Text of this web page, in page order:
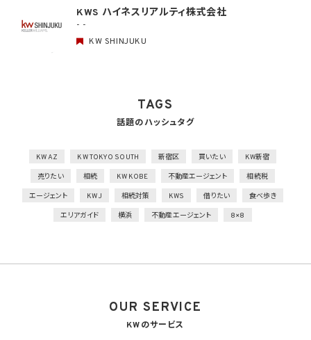
1）個人データの取扱いに関する留意事項について、従業者に定期的な研修を実施
2）個人データについての秘密保持に関する事項を就業規則に記載
物理的安全管理措置
1）個人データを取り扱う区域において、従業者の入退室管理及び持ち込む機器等の制限
合、容易に個人データが判明しないよう措置を実施
2）個人データを取り扱う情報システムを外部からの不正アクセス又は不正ソフトウェア
外的環境の把握
全管理措置を実施
8.1 当社は、第4.1項各号のいずれかに該当する場合を除くほか、あらかじめ本人の同意を
KWS ハイネスリアルティ株式会社
- -
KW SHINJUKU
TAGS
話題のハッシュタグ
KW AZ KW TOKYO SOUTH 新宿区 買いたい KW新宿
売りたい 相続 KW KOBE 不動産エージェント 相続税
エージェント KWJ 相続対策 KWS 借りたい 食べ歩き
エリアガイド 横浜 不動産エージェント 8×8
OUR SERVICE
KWのサービス